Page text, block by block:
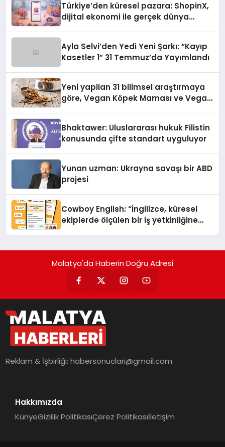
Türkiye’den küresel pazara: ShopinX,
dijital ekonomi ile gerçek dünya
Ayla Selvi’den Yedi Yeni Şarkı: “Kayıp
Kasetler 1” 31 Temmuz’da Yayımlandı
Yeni yapilan 31 bilimsel araştırmaya
göre, Vegan Köpek Maması ve Vegan
Bhaktawer: Uluslararası hukuk Filistin
konusunda çifte standart uyguluyor
Yunan uzman: Ukrayna savaşı bir ABD
projesi
Cowboy English: “İngilizce, küresel
ekiplerde ölçülen bir iş yetkinliğine
Malatya'da Haberin Doğru Adresi
Reklam & İşbirliği:habersonuclari@gmail.com
Hakkımızda
KünyeGizlilik PolitikasıÇerez Politikasıİletişim